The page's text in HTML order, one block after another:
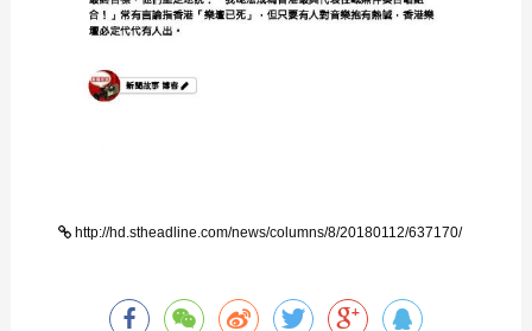
http://hd.stheadline.com/news/columns/8/20180112/637170/